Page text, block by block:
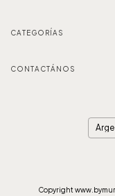
CATEGORÍAS
CONTACTÁNOS
Copyright